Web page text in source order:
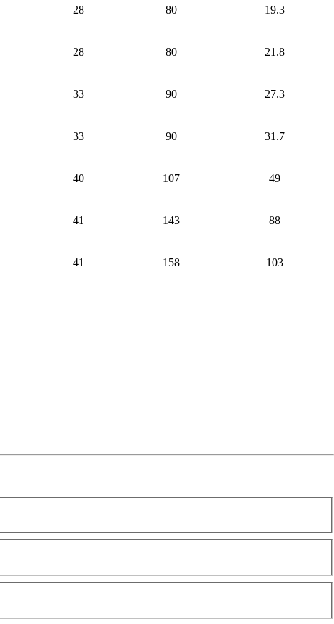
28 80 19.3
28 80 21.8
33 90 27.3
33 90 31.7
40 107 49
41 143 88
41 158 103